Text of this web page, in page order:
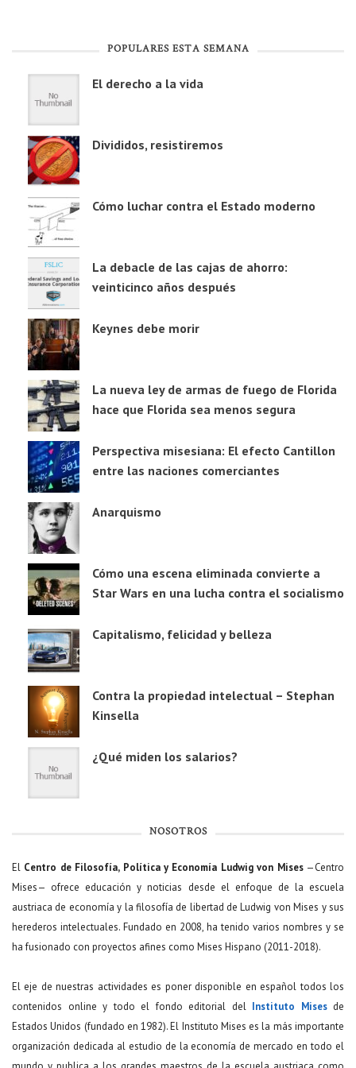
POPULARES ESTA SEMANA
El derecho a la vida
Divididos, resistiremos
Cómo luchar contra el Estado moderno
La debacle de las cajas de ahorro:
veinticinco años después
Keynes debe morir
La nueva ley de armas de fuego de Florida
hace que Florida sea menos segura
Perspectiva misesiana: El efecto Cantillon
entre las naciones comerciantes
Anarquismo
Cómo una escena eliminada convierte a
Star Wars en una lucha contra el socialismo
Capitalismo, felicidad y belleza
Contra la propiedad intelectual – Stephan
Kinsella
¿Qué miden los salarios?
NOSOTROS
El Centro de Filosofía, Política y Economía Ludwig von Mises—Centro
Mises— ofrece educación y noticias desde el enfoque de la escuela
austriaca de economía y la filosofía de libertad de Ludwig von Mises y sus
herederos intelectuales. Fundado en 2008, ha tenido varios nombres y se
ha fusionado con proyectos afines como Mises Hispano (2011-2018).
El eje de nuestras actividades es poner disponible en español todos los
contenidos online y todo el fondo editorial del Instituto Misesde
Estados Unidos (fundado en 1982). El Instituto Mises es la más importante
organización dedicada al estudio de la economía de mercado en todo el